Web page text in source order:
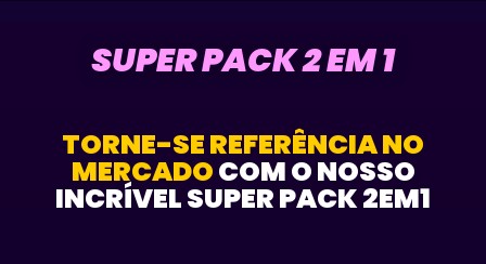
SUPER PACK 2 EM 1
TORNE-SE REFERÊNCIA NO
MERCADOCOM O NOSSO
INCRÍVEL SUPER PACK 2EM1